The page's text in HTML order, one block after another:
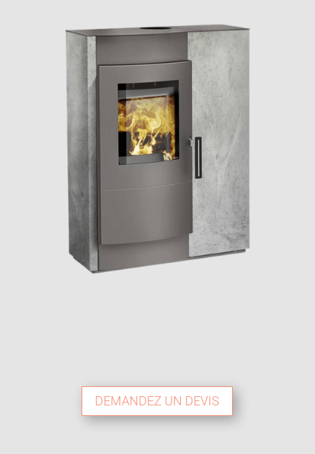
DEMANDEZ UN DEVIS